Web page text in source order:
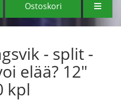
Ostoskori
- split -
elää? 12"
kpl